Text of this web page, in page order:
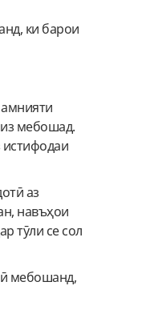
ки барои
мебошад.
аз
навъҳои
тӯли се сол
мебошанд,